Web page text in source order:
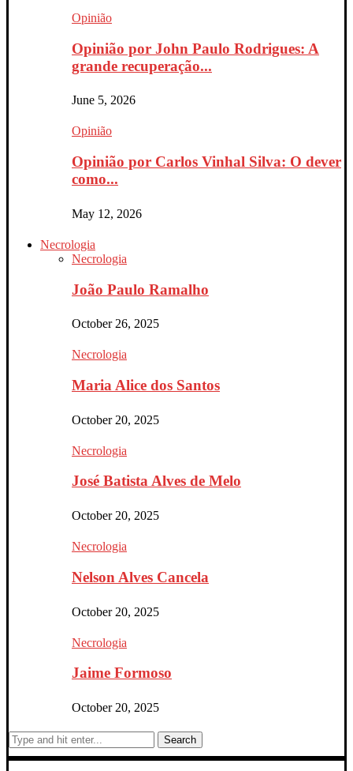
Opinião
Opinião por John Paulo Rodrigues: A
grande recuperação...
June 5, 2026
Opinião
Opinião por Carlos Vinhal Silva: O dever
como...
May 12, 2026
Necrologia
Necrologia
João Paulo Ramalho
October 26, 2025
Necrologia
Maria Alice dos Santos
October 20, 2025
Necrologia
José Batista Alves de Melo
October 20, 2025
Necrologia
Nelson Alves Cancela
October 20, 2025
Necrologia
Jaime Formoso
October 20, 2025
Search